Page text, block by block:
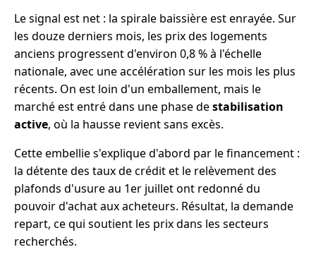
Le signal est net : la spirale baissière est enrayée. Sur
les douze derniers mois, les prix des logements
anciens progressent d'environ 0,8 % à l'échelle
nationale, avec une accélération sur les mois les plus
récents. On est loin d'un emballement, mais le
marché est entré dans une phase destabilisation
active, où la hausse revient sans excès.
Cette embellie s'explique d'abord par le financement :
la détente des taux de crédit et le relèvement des
plafonds d'usure au 1er juillet ont redonné du
pouvoir d'achat aux acheteurs. Résultat, la demande
repart, ce qui soutient les prix dans les secteurs
recherchés.